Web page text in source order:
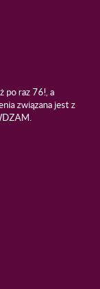
po raz 76!, a
związana jest z